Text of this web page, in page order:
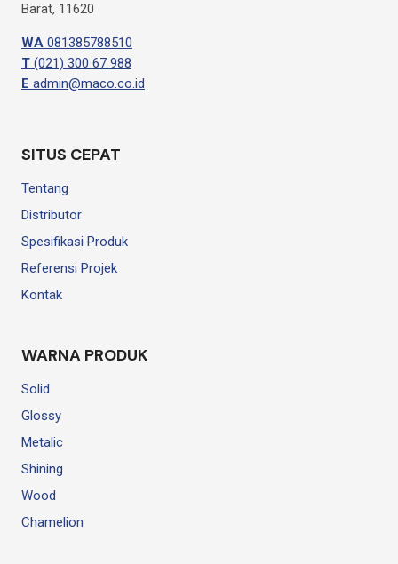
Barat, 11620
WA 081385788510
T (021) 300 67 988
E admin@maco.co.id
SITUS CEPAT
Tentang
Distributor
Spesifikasi Produk
Referensi Projek
Kontak
WARNA PRODUK
Solid
Glossy
Metalic
Shining
Wood
Chamelion